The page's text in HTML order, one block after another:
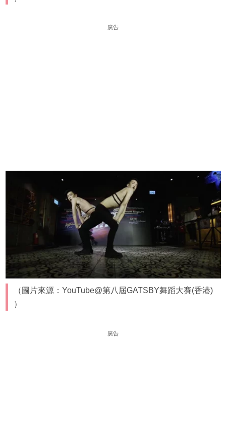
廣告
（圖片來源：YouTube@第八屆GATSBY舞蹈大賽(香港)
）
廣告